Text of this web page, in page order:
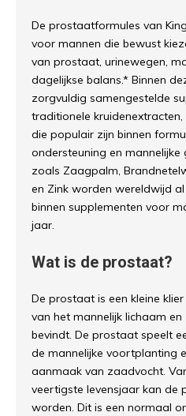
De prostaatformules van
voor mannen die bewust
van prostaat, urinewegen,
dagelijkse balans.* Binnen
zorgvuldig samengestelde
traditionele
die populair zijn binnen
ondersteuning en mannelijke
zoals Zaagpalm,
en Zink worden wereldwijd
binnen supplementen voor
jaar.
Wat is de prostaat?
De prostaat is een kleine
van het mannelijk lichaam
bevindt. De prostaat speelt
de mannelijke voortplanting
aanmaak van zaadvocht.
veertigste levensjaar kan de
worden. Dit is een normaal